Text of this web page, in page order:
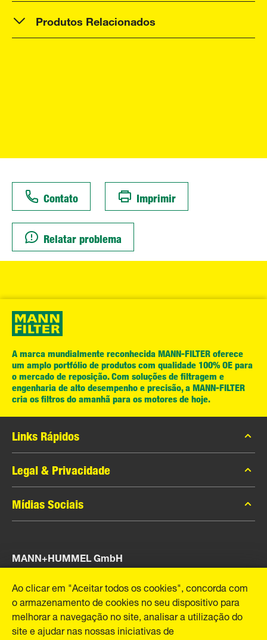
Produtos Relacionados
Contato Imprimir
Relatar problema
A marca mundialmente reconhecida MANN-FILTER oferece
um amplo portfólio de produtos com qualidade 100% OE para
o mercado de reposição. Com soluções de filtragem e
engenharia de alto desempenho e precisão, a MANN-FILTER
cria os filtros do amanhã para os motores de hoje.
Links Rápidos
Catálogo MANN-FILTER
Contato
Legal & Privacidade
Privacidade de dados
Aviso legal
Mídias Sociais
Instagram
YouTube
MANN+HUMMEL GmbH
Schwieberdinger Rua 126
71636 Ludwigsburg
Tel. +49 (7141) 98-0
Fax +49 (7141) 98-2545
Ao clicar em "Aceitar todos os cookies", concorda com
o armazenamento de cookies no seu dispositivo para
melhorar a navegação no site, analisar a utilização do
site e ajudar nas nossas iniciativas de